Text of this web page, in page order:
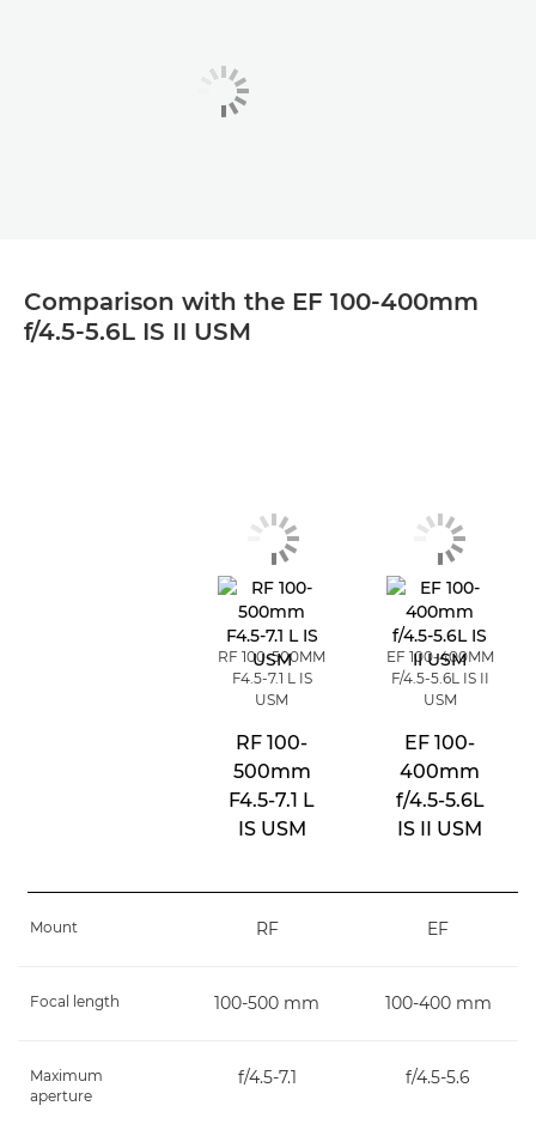
Comparison with the EF 100-400mm
f/4.5-5.6L IS II USM
RF 100-500MM
F4.5-7.1 L IS
USM
RF 100-
500mm
F4.5-7.1 L
IS USM
EF 100-400MM
F/4.5-5.6L IS II
USM
EF 100-
400mm
f/4.5-5.6L
IS II USM
Mount RF EF
Focal length 100-500 mm 100-400 mm
Maximum
aperture
f/4.5-7.1 f/4.5-5.6